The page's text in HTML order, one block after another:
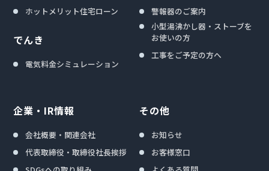
ホットメリット住宅ローン
でんき
電気料金シミュレーション
警報器のご案内
小型湯沸かし器・ストーブを
お使いの方
工事をご予定の方へ
企業・IR情報
会社概要・関連会社
代表取締役・取締役社長挨拶
その他
お知らせ
お客様窓口